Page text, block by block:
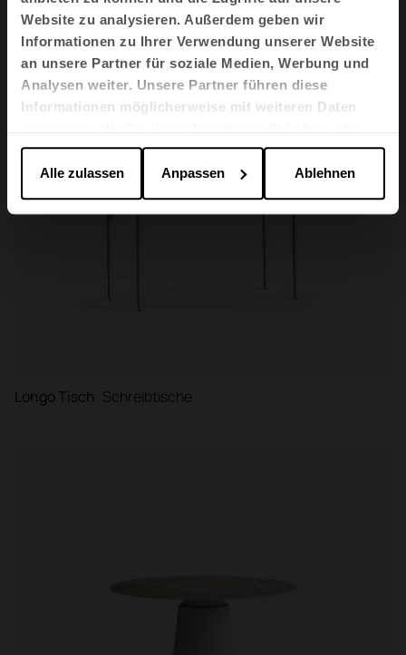
Website zu analysieren. Außerdem geben wir
Informationen zu Ihrer Verwendung unserer Website
an unsere Partner für soziale Medien, Werbung und
Analysen weiter. Unsere Partner führen diese
Informationen möglicherweise mit weiteren Daten
die sie im Rahmen Ihrer Nutzung der Dienste
gesammelt haben.
Alle zulassen Anpassen Ablehnen
Longo Tisch Schreibtische